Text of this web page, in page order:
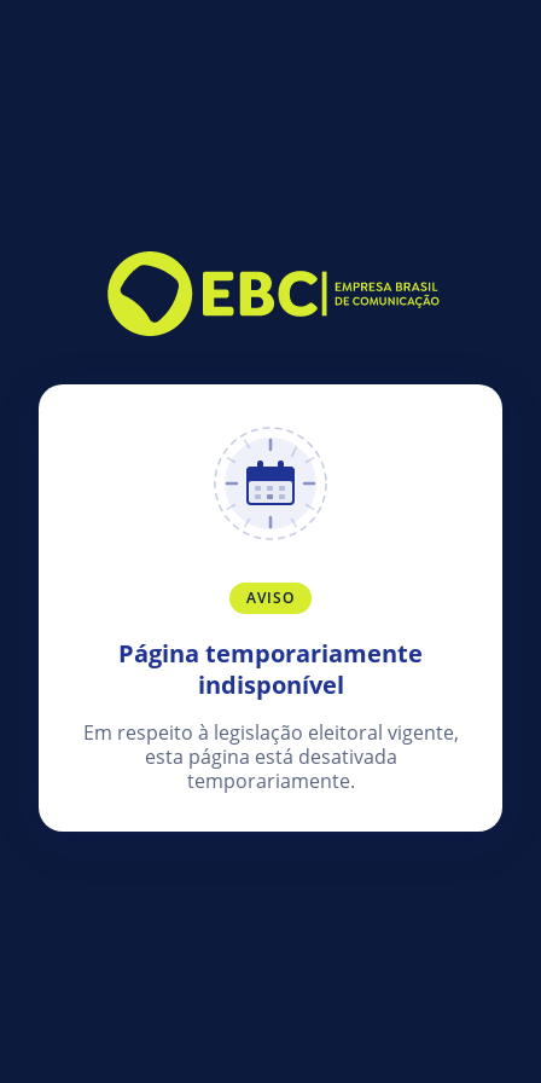
AVISO
Página temporariamente
indisponível
Em respeito à legislação eleitoral vigente,
esta página está desativada
temporariamente.